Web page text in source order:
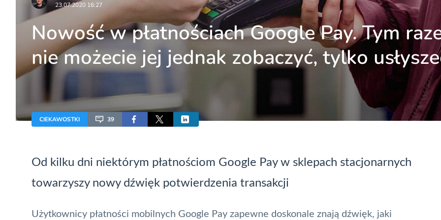
23.07.2020 16:27
Nowość w płatnościach Google Pay. Tym
nie możecie jej jednak zobaczyć, tylko
CIEKAWOSTKI 39
Od kilku dni niektórym płatnościom Google Payw sklepach stacjonarnych
towarzyszy nowy dźwięk potwierdzenia transakcji
Użytkownicy płatności mobilnych Google Pay zapewne doskonale znają dźwięk, jaki